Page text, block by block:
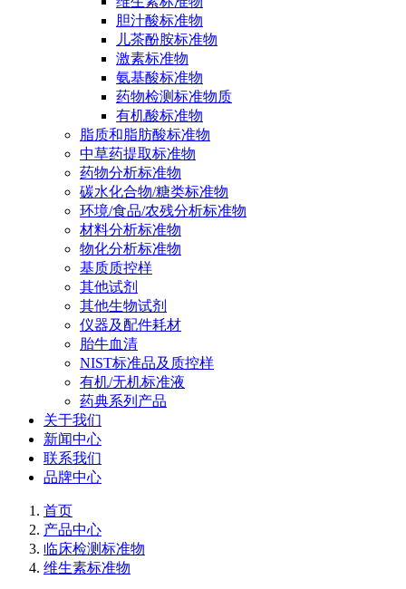
胆汁酸标准物
儿茶酚胺标准物
激素标准物
氨基酸标准物
药物检测标准物质
有机酸标准物
脂质和脂肪酸标准物
中草药提取标准物
药物分析标准物
碳水化合物/糖类标准物
环境/食品/农残分析标准物
材料分析标准物
物化分析标准物
基质质控样
其他试剂
其他生物试剂
仪器及配件耗材
胎牛血清
NIST标准品及质控样
有机/无机标准液
药典系列产品
关于我们
新闻中心
联系我们
品牌中心
首页
产品中心
临床检测标准物
维生素标准物